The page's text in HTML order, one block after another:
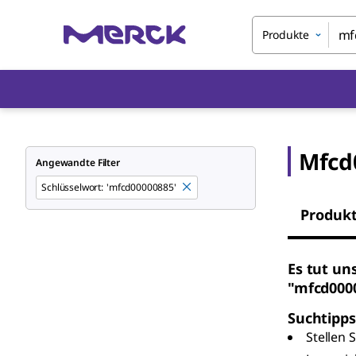
Produkte
Angewandte Filter
Schlüsselwort: 'mfcd00000885'
Es tut
Suchtipps
Stellen